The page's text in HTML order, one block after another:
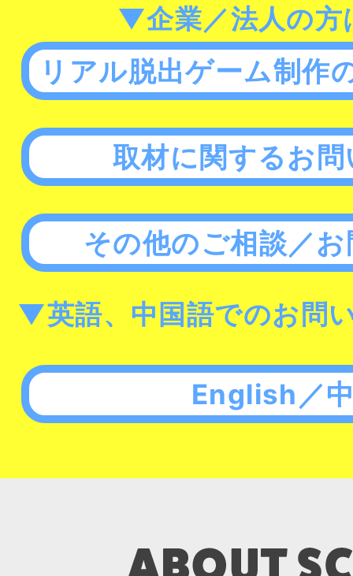
▼企業／法人の方
リアル脱出ゲーム制作
取材に関するお
その他のご相談／
▼英語、中国語でのお問
English／